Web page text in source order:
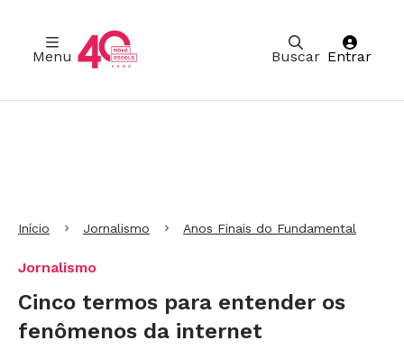
Buscar
Menu Entrar
Início Jornalismo Anos Finais do Fundamental
Jornalismo
Cinco termos para entender os
fenômenos da internet